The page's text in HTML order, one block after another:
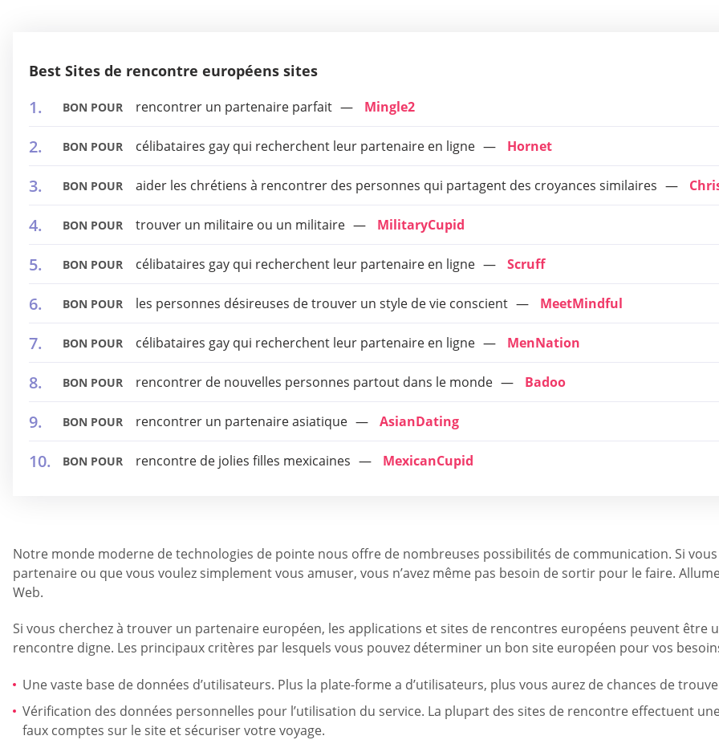
Best Sites de rencontre européens sites
BON POUR rencontrer un partenaire parfait Mingle2
BON POUR célibataires gay qui recherchent leur partenaire en ligne Hornet
BON POUR aider les chrétiens à rencontrer des personnes qui partagent des croyances similaires
BON POUR trouver un militaire ou un militaire MilitaryCupid
BON POUR célibataires gay qui recherchent leur partenaire en ligne Scruff
BON POUR les personnes désireuses de trouver un style de vie conscient MeetMindful
BON POUR célibataires gay qui recherchent leur partenaire en ligne MenNation
BON POUR rencontrer de nouvelles personnes partout dans le monde Badoo
BON POUR rencontrer un partenaire asiatique AsianDating
BON POUR rencontre de jolies filles mexicaines MexicanCupid
Notre monde moderne de technologies de pointe nous offre de nombreuses possibilités de communication. Si
partenaire ou que vous voulez simplement vous amuser, vous n’avez même pas besoin de sortir pour le faire.
Web.
Si vous cherchez à trouver un partenaire européen, les applications et sites de rencontres européens peuvent
rencontre digne. Les principaux critères par lesquels vous pouvez déterminer un bon site européen pour vos
Une vaste base de données d’utilisateurs. Plus la plate-forme a d’utilisateurs, plus vous aurez de chances de
Vérification des données personnelles pour l’utilisation du service. La plupart des sites de rencontre effectuent
faux comptes sur le site et sécuriser votre voyage.